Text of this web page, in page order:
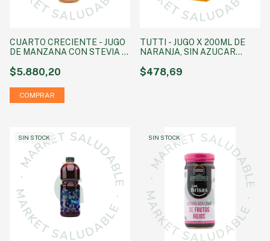
CUARTO CRECIENTE - JUGO
DE MANZANA CON STEVIA X
$5.880,20
TUTTI - JUGO X 200ML DE
NARANJA, SIN AZUCAR
$478,69
SIN STOCK SIN STOCK